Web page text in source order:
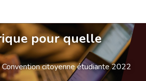
pour quelle
citoyenne étudiante 2022